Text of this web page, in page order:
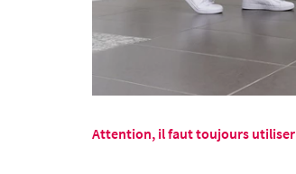
Attention, il faut toujours